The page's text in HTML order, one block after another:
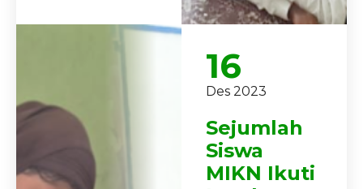
16
Des 2023
Sejumlah
Siswa
MIKN Ikuti